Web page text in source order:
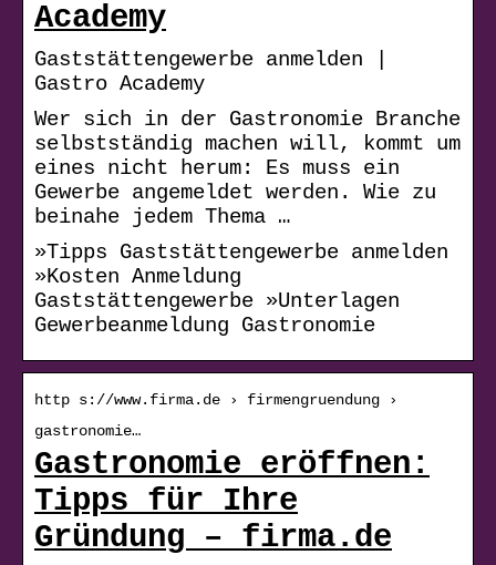
Academy
Gaststättengewerbe anmelden |
Gastro Academy
Wer sich in der Gastronomie Branche
selbstständig machen will, kommt um
eines nicht herum: Es muss ein
Gewerbe angemeldet werden. Wie zu
beinahe jedem Thema …
»Tipps Gaststättengewerbe anmelden
»Kosten Anmeldung
Gaststättengewerbe »Unterlagen
Gewerbeanmeldung Gastronomie
http s://www.firma.de › firmengruendung ›
gastronomie…
Gastronomie eröffnen:
Tipps für Ihre
Gründung – firma.de